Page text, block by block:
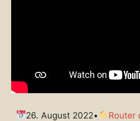
26. August 2022•
Router